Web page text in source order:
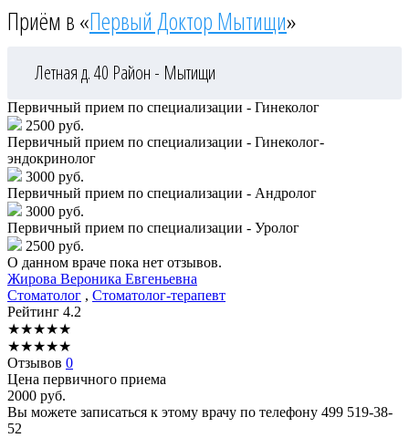
Приём в «Первый Доктор Мытищи»
Летная д. 40 Район - Мытищи
Первичный прием по специализации - Гинеколог
2500 руб.
Первичный прием по специализации - Гинеколог-
эндокринолог
3000 руб.
Первичный прием по специализации - Андролог
3000 руб.
Первичный прием по специализации - Уролог
2500 руб.
О данном враче пока нет отзывов.
Жирова Вероника Евгеньевна
Стоматолог , Стоматолог-терапевт
Рейтинг 4.2
★★★★★
★★★★★
Отзывов 0
Цена первичного приема
2000 руб.
Вы можете записаться к этому врачу по телефону 499 519-38-
52